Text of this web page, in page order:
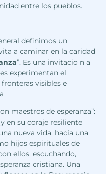
entre los pueblos.
definimos un
a caminar en la caridad
”. Es una invitacio n a
experimentan el
visibles e
maestros de esperanza”:
en su coraje resiliente
nueva vida, hacia una
hijos espirituales de
ellos, escuchando,
cristiana. Una